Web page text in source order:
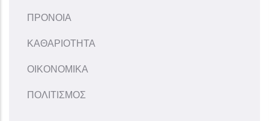
ΠΡΟΝΟΙΑ
ΚΑΘΑΡΙΟΤΗΤΑ
ΟΙΚΟΝΟΜΙΚΑ
ΠΟΛΙΤΙΣΜΟΣ